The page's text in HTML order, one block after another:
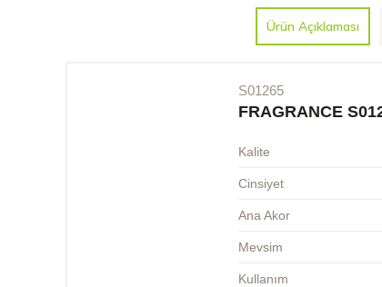
Ürün Açıklaması
S01265
FRAGRANCE
Kalite
Cinsiyet
Ana Akor
Mevsim
Kullanım